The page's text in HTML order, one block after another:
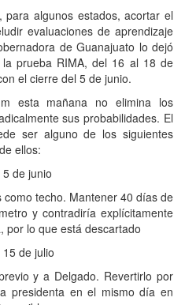
algunos estados, acortar el
evaluaciones de aprendizaje
de Guanajuato lo dejó
prueba RIMA, del 16 al 18 de
el cierre del 5 de junio.
esta mañana no elimina los
sus probabilidades. El
ser alguno de los siguientes
ellos:
de junio
techo. Mantener 40 días de
y contradiría explícitamente
por lo que está descartado
de julio
y a Delgado. Revertirlo por
presidenta en el mismo día en